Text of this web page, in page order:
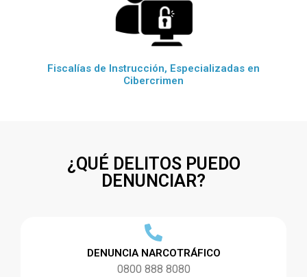
Fiscalías de Instrucción, Especializadas en
Cibercrimen
¿QUÉ DELITOS PUEDO
DENUNCIAR?
DENUNCIA NARCOTRÁFICO
0800 888 8080